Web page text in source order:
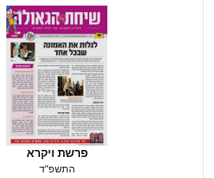
פרשת ויקרא
התשפ"ד